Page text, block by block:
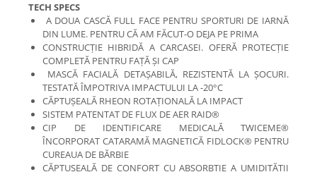
TECH SPECS
A DOUA CASCĂ FULL FACE PENTRU SPORTURI DE IARNĂ
DIN LUME. PENTRU CĂ AM FĂCUT-O DEJA PE PRIMA
CONSTRUCȚIE HIBRIDĂ A CARCASEI. OFERĂ PROTECȚIE
COMPLETĂ PENTRU FAȚĂ ȘI CAP
MASCĂ FACIALĂ DETAȘABILĂ, REZISTENTĂ LA ȘOCURI.
TESTATĂ ÎMPOTRIVA IMPACTULUI LA -20°C
CĂPTUȘEALĂ RHEON ROTAȚIONALĂ LA IMPACT
SISTEM PATENTAT DE FLUX DE AER RAID®
CIP DE IDENTIFICARE MEDICALĂ TWICEME®
ÎNCORPORAT CATARAMĂ MAGNETICĂ FIDLOCK® PENTRU
CUREAUA DE BĂRBIE
CĂPTUȘEALĂ DE CONFORT CU ABSORBȚIE A UMIDITĂȚII